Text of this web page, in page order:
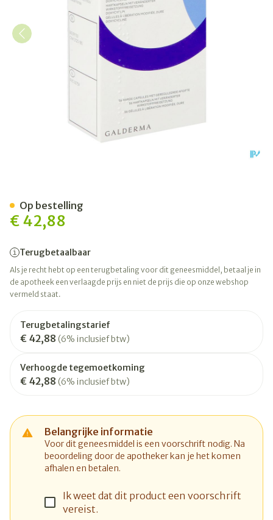
€ 42,88
Terugbetaalbaar
Als je recht hebt op een terugbetaling voor dit geneesmiddel, betaal je in
de apotheek een verlaagde prijs en niet de prijs die op onze webshop
vermeld staat.
Terugbetalingstarief
€ 42,88 (6% inclusief btw)
Verhoogde tegemoetkoming
€ 42,88 (6% inclusief btw)
Belangrijke informatie
Voor dit geneesmiddel is een voorschrift nodig. Na
beoordeling door de apotheker kan je het komen
afhalen en betalen.
Ik weet dat dit product een voorschrift
vereist.
Op bestelling